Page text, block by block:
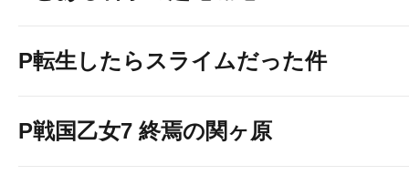
P転生したらスライムだった件
P戦国乙女7 終焉の関ヶ原